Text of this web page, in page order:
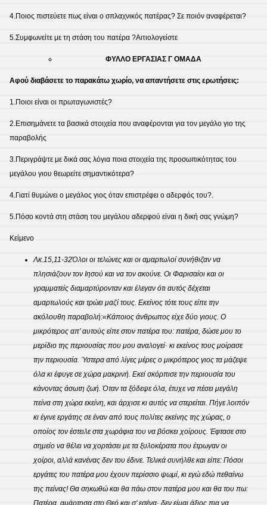
4.Ποιος πιστεύετε πως είναι ο σπλαχνικός πατέρας? Σε ποιόν αναφέρεται?
5.Συμφωνείτε με τη στάση του πατέρα ?Αιτιολογείστε
ΦΥΛΛΟ ΕΡΓΑΣΙΑΣ Γ ΟΜΑΔΑ
Αφού διαβάσετε το παρακάτω χωρίο, να απαντήσετε στις ερωτήσεις:
1.Ποιοι είναι οι πρωταγωνιστές?
2.Επισημάνετε τα βασικά στοιχεία που αναφέρονται για τον μεγάλο γιο της
παραβολής
3.Περιγράψτε με δικά σας λόγια ποια στοιχεία της προσωπικότητας του
μεγάλου γιου θεωρείτε σημαντικότερα?
4.Γιατί θυμώνει ο μεγάλος γιος όταν επιστρέφει ο αδερφός του?.
5.Πόσο κοντά στη στάση του μεγάλου αδερφού είναι η δική σας γνώμη?
Κείμενο
Λκ.15,11-32Όλοι οι τελώνες και οι αμαρτωλοί συνήθιζαν να
πλησιάζουν τον Ιησού και να τον ακούνε. Οι Φαρισαίοι και οι
γραμματείς διαμαρτύρονταν και έλεγαν ότι αυτός δέχεται
αμαρτωλούς και τρώει μαζί τους. Εκείνος τότε τους είπε την
ακόλουθη παραβολή:«Κάποιος άνθρωπος είχε δύο γιους. Ο
μικρότερος απ’ αυτούς είπε στον πατέρα του: πατέρα, δώσε μου το
μερίδιο της περιουσίας που μου αναλογεί· κι εκείνος τους μοίρασε
την περιουσία. Ύστερα από λίγες μέρες ο μικρότερος γιος τα μάζεψε
όλα κι έφυγε σε χώρα μακρινή. Εκεί σκόρπισε την περιουσία του
κάνοντας άσωτη ζωή. Όταν τα ξόδεψε όλα, έτυχε να πέσει μεγάλη
πείνα στη χώρα εκείνη, και άρχισε κι αυτός να στερείται. Πήγε λοιπόν
κι έγινε εργάτης σε έναν από τους πολίτες εκείνης της χώρας, ο
οποίος τον έστειλε στα χωράφια του να βόσκει χοίρους. Έφτασε στο
σημείο να θέλει να χορτάσει με τα ξυλοκέρατα που έτρωγαν οι
χοίροι, αλλά κανένας δεν του έδινε. Τελικά συνήλθε και είπε: Πόσοι
εργάτες του πατέρα μου έχουν περίσσιο ψωμί, κι εγώ εδώ πεθαίνω
της πείνας! Θα σηκωθώ και θα πάω στον πατέρα μου και θα του πω: